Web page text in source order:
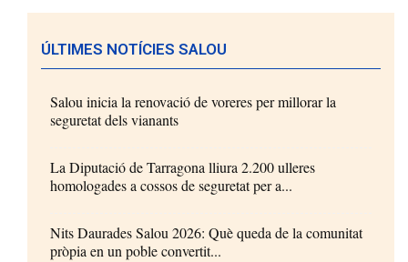
ÚLTIMES NOTÍCIES SALOU
Salou inicia la renovació de voreres per millorar la
seguretat dels vianants
La Diputació de Tarragona lliura 2.200 ulleres
homologades a cossos de seguretat per a...
Nits Daurades Salou 2026: Què queda de la comunitat
pròpia en un poble convertit...